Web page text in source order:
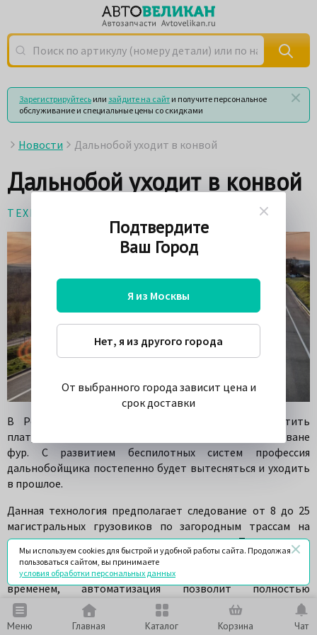
Меню Главная Каталог Корзина Чат
Поиск по артикулу (номеру детали) или по названию
Зарегистрируйтесь или зайдите на сайт и получите персональное
обслуживание и специальные цены со скидками
Новости Дальнобой уходит в конвой
Дальнобой уходит в конвой
ТЕХНОЛОГИИ
В России планируют в тестовом режиме запустить
платунинг или технологию перевозки грузов в караване
фур. С развитием беспилотных систем профессия
дальнобойщика постепенно будет вытесняться и уходить
в прошлое.
Данная технология предполагает следование от 8 до 25
магистральных грузовиков по загородным трассам на
коротком расстоянии друг от друга. Теоретически
управление фурами, кроме головной, уже сейчас может
взять на себя система адаптивного круиз-контроля. Со
временем, автоматизация позволит полностью
отказаться от ручного управления человеком. Для
компаний-перевозчиков это дает экономию по
Подтвердите
Ваш Город
Я из Москвы
Нет, я из другого города
От выбранного города зависит цена и
срок доставки
Мы используем cookies для быстрой и удобной работы сайта. Продолжая
пользоваться сайтом, вы принимаете
условия обработки персональных данных